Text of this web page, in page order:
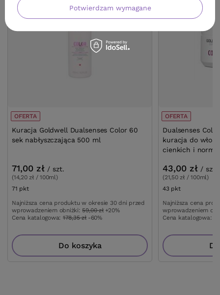
OFERTA
Kuracja Goldwell Dualsenses Color 60
sek nabłyszczająca 500 ml
71,00 zł / szt.
(14,20 zł / 100ml)
71 pktpunktów
Najniższa cena produktu w okresie 30 dni przed
wprowadzeniem obniżki:59,00 zł +20%
Cena katalogowa: 178,35 zł -60%
Do koszyka
OFERTA
Dualsenses
kuracja do
cienkich i
43,00 zł / szt.
(21,50 zł / 100ml)
43 pktpunktów
Najniższa cena
wprowadzeniem
Cena katalogowa:
Potwierdzam wymagane